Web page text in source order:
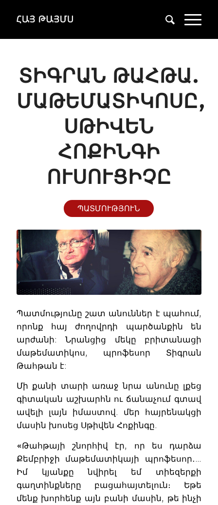
ՏԻԳՐԱՆ ԹԱՀԹԱ.
ՄԱԹԵՄԱՏԻԿՈՍԸ,
ՍԹԻՎԵՆ
ՀՈՔԻՆԳԻ
ՈՒՍՈՒՑԻՉԸ
ՊԱՏՄՈՒԹՅՈՒՆ
Պատմությունը շատ անուններ է պահում,
որոնք հայ ժողովրդի պարծանքին են
արժանի: Նրանցից մեկը բրիտանացի
մաթեմատիկոս, պրոֆեսոր Տիգրան
Թահթան է:
Մի քանի տարի առաջ նրա անունը լքեց
գիտական աշխարհն ու ճանաչում գտավ
ավելի լայն իմաստով. մեր հայրենակցի
մասին խոսեց Սթիվեն Հոքինգը.
«Թահթայի շնորհիվ էր, որ ես դարձա
Քեմբրիջի մաթեմատիկայի պրոֆեսոր․…
Իմ կյանքը նվիրել եմ տիեզերքի
գաղտինքները բացահայտելուն։ Եթե
մենք խորհենք այն բանի մասին, թե ինչի